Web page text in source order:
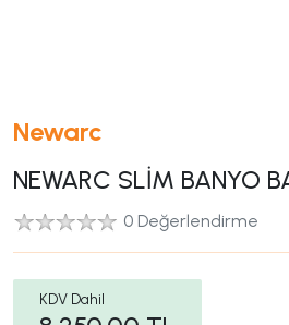
Newarc
NEWARC SLİM BANYO
0 Değerlendirme
KDV Dahil